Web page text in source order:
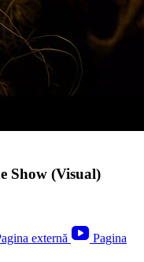
Show (Visual)
externă
Pagina